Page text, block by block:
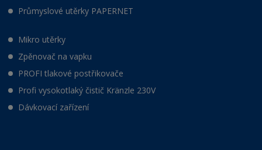
Průmyslové utěrky PAPERNET
Mikro utěrky
Zpěnovač na vapku
PROFI tlakové postřikovače
Profi vysokotlaký čistič Kränzle 230V
Dávkovací zařízení